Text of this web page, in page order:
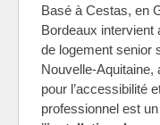
Basé à Cestas, en
Bordeaux intervient
de logement senior
Nouvelle-Aquitaine,
pour l’accessibilité
professionnel est